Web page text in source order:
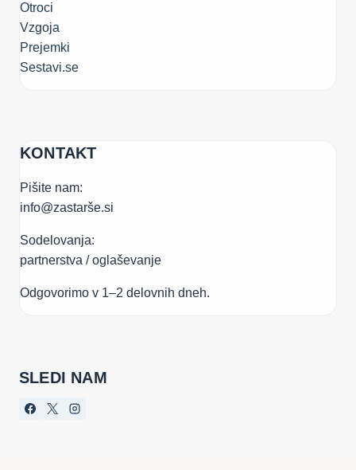
Otroci
Vzgoja
Prejemki
Sestavi.se
KONTAKT
Pišite nam:
info@zastarše.si
Sodelovanja:
partnerstva / oglaševanje
Odgovorimo v 1–2 delovnih dneh.
SLEDI NAM